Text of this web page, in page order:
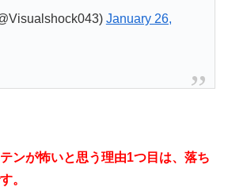
January 26,
ンが怖いと思う理由1つ目は、落ち
。